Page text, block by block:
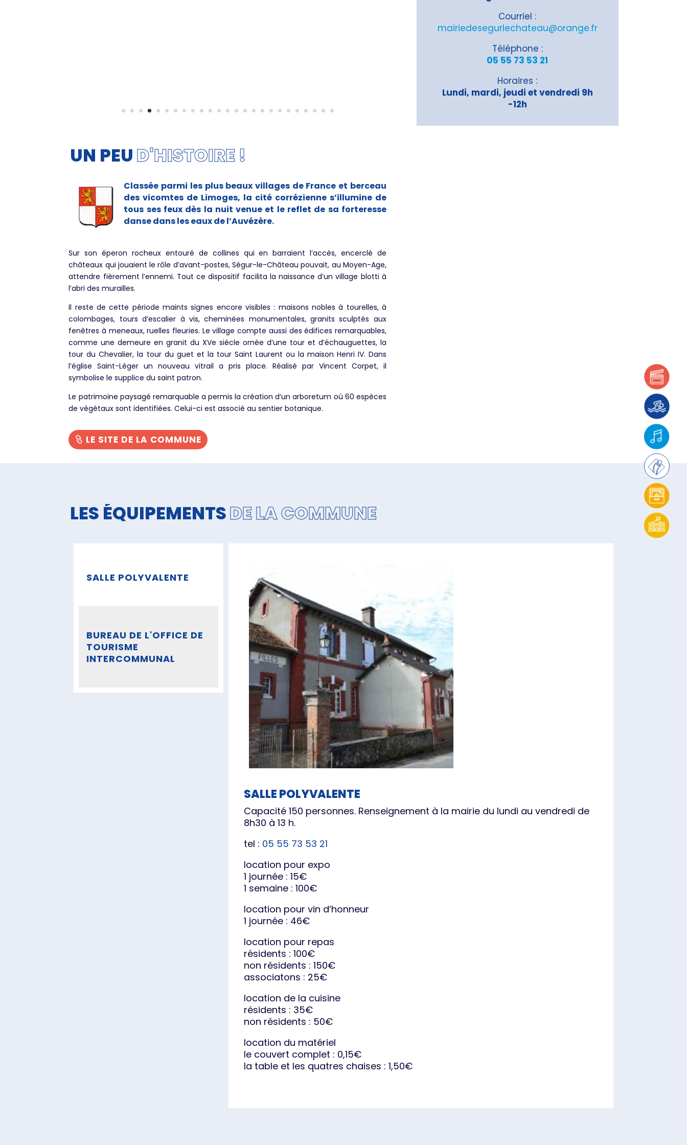
UN PEUD'HISTOIRE !
Classée parmi les plus beaux villages de France et berceau
des vicomtes de Limoges, la cité corrézienne s’illumine de
tous ses feux dès la nuit venue et le reflet de sa forteresse
danse dans les eaux de l’Auvézère.
Sur son éperon rocheux entouré de collines qui en barraient l’accès, encerclé de
châteaux qui jouaient le rôle d’avant-postes, Ségur-le-Château pouvait, au Moyen-Age,
attendre fièrement l’ennemi. Tout ce dispositif facilita la naissance d’un village blotti à
l’abri des murailles.
Il reste de cette période maints signes encore visibles : maisons nobles à tourelles, à
colombages, tours d’escalier à vis, cheminées monumentales, granits sculptés aux
fenêtres à meneaux, ruelles fleuries. Le village compte aussi des édifices remarquables,
comme une demeure en granit du XVe siècle ornée d’une tour et d’échauguettes, la
tour du Chevalier, la tour du guet et la tour Saint Laurent ou la maison Henri IV. Dans
l’église Saint-Léger un nouveau vitrail a pris place. Réalisé par Vincent Corpet, il
symbolise le supplice du saint patron.
Le patrimoine paysagé remarquable a permis la création d’un arboretum où 60 espèces
de végétaux sont identifiées. Celui-ci est associé au sentier botanique.
LE SITE DE LA COMMUNE
Courriel :
mairiedesegurlechateau@orange.fr
Téléphone :
05 55 73 53 21
Horaires :
Lundi, mardi, jeudi et vendredi 9h
-12h
LES ÉQUIPEMENTSDE LA COMMUNE
SALLE POLYVALENTE
BUREAU DE L'OFFICE DE
TOURISME
INTERCOMMUNAL
SALLE POLYVALENTE
Capacité 150 personnes. Renseignement à la mairie du lundi au vendredi de
8h30 à 13 h.
tel : 05 55 73 53 21
location pour expo
1 journée : 15€
1 semaine : 100€
location pour vin d’honneur
1 journée : 46€
location pour repas
résidents : 100€
non résidents : 150€
associatons : 25€
location de la cuisine
résidents : 35€
non résidents : 50€
location du matériel
le couvert complet : 0,15€
la table et les quatres chaises : 1,50€